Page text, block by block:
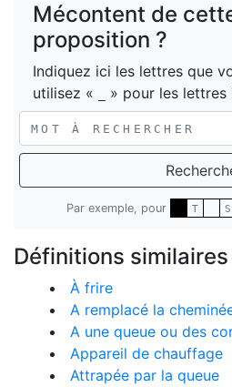
Mécontent de
proposition ?
Indiquez ici les lettres que
utilisez «
» pour les lettres
Par exemple, pour T S
Définitions similaires
À frire
A remplacé la
A une queue ou des
Appareil de chauffage
Attrapée par la queue